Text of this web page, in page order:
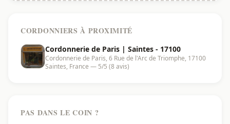
CORDONNIERS À PROXIMITÉ
Cordonnerie de Paris | Saintes - 17100
Cordonnerie de Paris, 6 Rue de l'Arc de Triomphe, 17100
Saintes, France — 5/5 (8 avis)
PAS DANS LE COIN ?